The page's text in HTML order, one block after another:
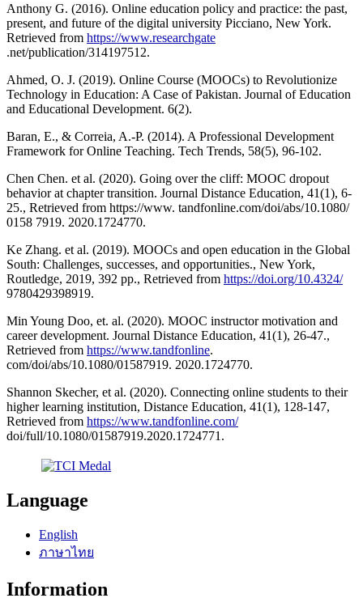
Anthony G. (2016). Online education policy and practice: the past,
present, and future of the digital university Picciano, New York.
Retrieved from https://www.researchgate
.net/publication/314197512.
Ahmed, O. J. (2019). Online Course (MOOCs) to Revolutionize
Technology in Education: A Case of Pakistan. Journal of Education
and Educational Development. 6(2).
Baran, E., & Correia, A.-P. (2014). A Professional Development
Framework for Online Teaching. Tech Trends, 58(5), 96-102.
Chen Chen. et al. (2020). Going over the cliff: MOOC dropout
behavior at chapter transition. Journal Distance Education, 41(1), 6-
25., Retrieved from https://www. tandfonline.com/doi/abs/10.1080/
0158 7919. 2020.1724770.
Ke Zhang. et al. (2019). MOOCs and open education in the Global
South: Challenges, successes, and opportunities., New York,
Routledge, 2019, 392 pp., Retrieved from https://doi.org/10.4324/
9780429398919.
Min Young Doo, et. al. (2020). MOOC instructor motivation and
career development. Journal Distance Education, 41(1), 26-47.,
Retrieved from https://www.tandfonline.
com/doi/abs/10.1080/01587919. 2020.1724770.
Shannon Skecher, et al. (2020). Connecting online students to their
higher learning institution, Distance Education, 41(1), 128-147,
Retrieved from https://www.tandfonline.com/
doi/full/10.1080/01587919.2020.1724771.
Language
English
ภาษาไทย
Information